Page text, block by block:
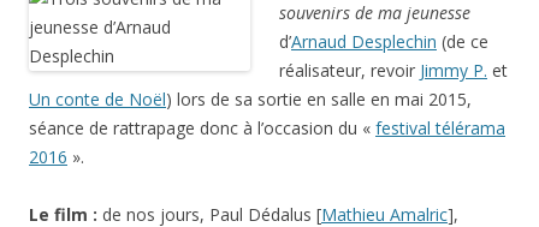
souvenirs de ma jeunesse
d’Arnaud Desplechin (de ce
réalisateur, revoir Jimmy P. et
Un conte de Noël) lors de sa sortie en salle en mai 2015,
séance de rattrapage donc à l’occasion du « festival télérama
2016 ».
Le film : de nos jours, Paul Dédalus [Mathieu Amalric],